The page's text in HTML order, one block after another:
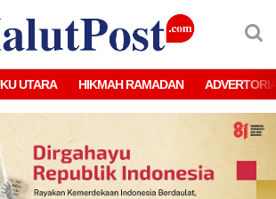
UTARA HIKMAH RAMADAN